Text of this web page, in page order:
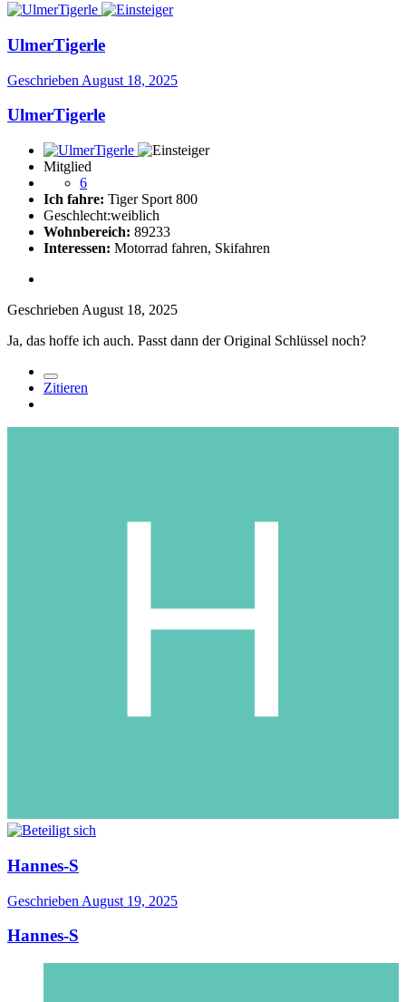
UlmerTigerle
Geschrieben August 18, 2025
UlmerTigerle
Mitglied
6
Ich fahre: Tiger Sport 800
Geschlecht:weiblich
Wohnbereich: 89233
Interessen: Motorrad fahren, Skifahren
Geschrieben August 18, 2025
Ja, das hoffe ich auch. Passt dann der Original Schlüssel noch?
Zitieren
Hannes-S
Geschrieben August 19, 2025
Hannes-S